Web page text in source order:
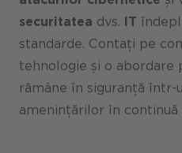
securitatea dvs. IT
standarde. Contați pe
tehnologie și o abordare
rămâne în siguranță într-
amenințărilor în continuă